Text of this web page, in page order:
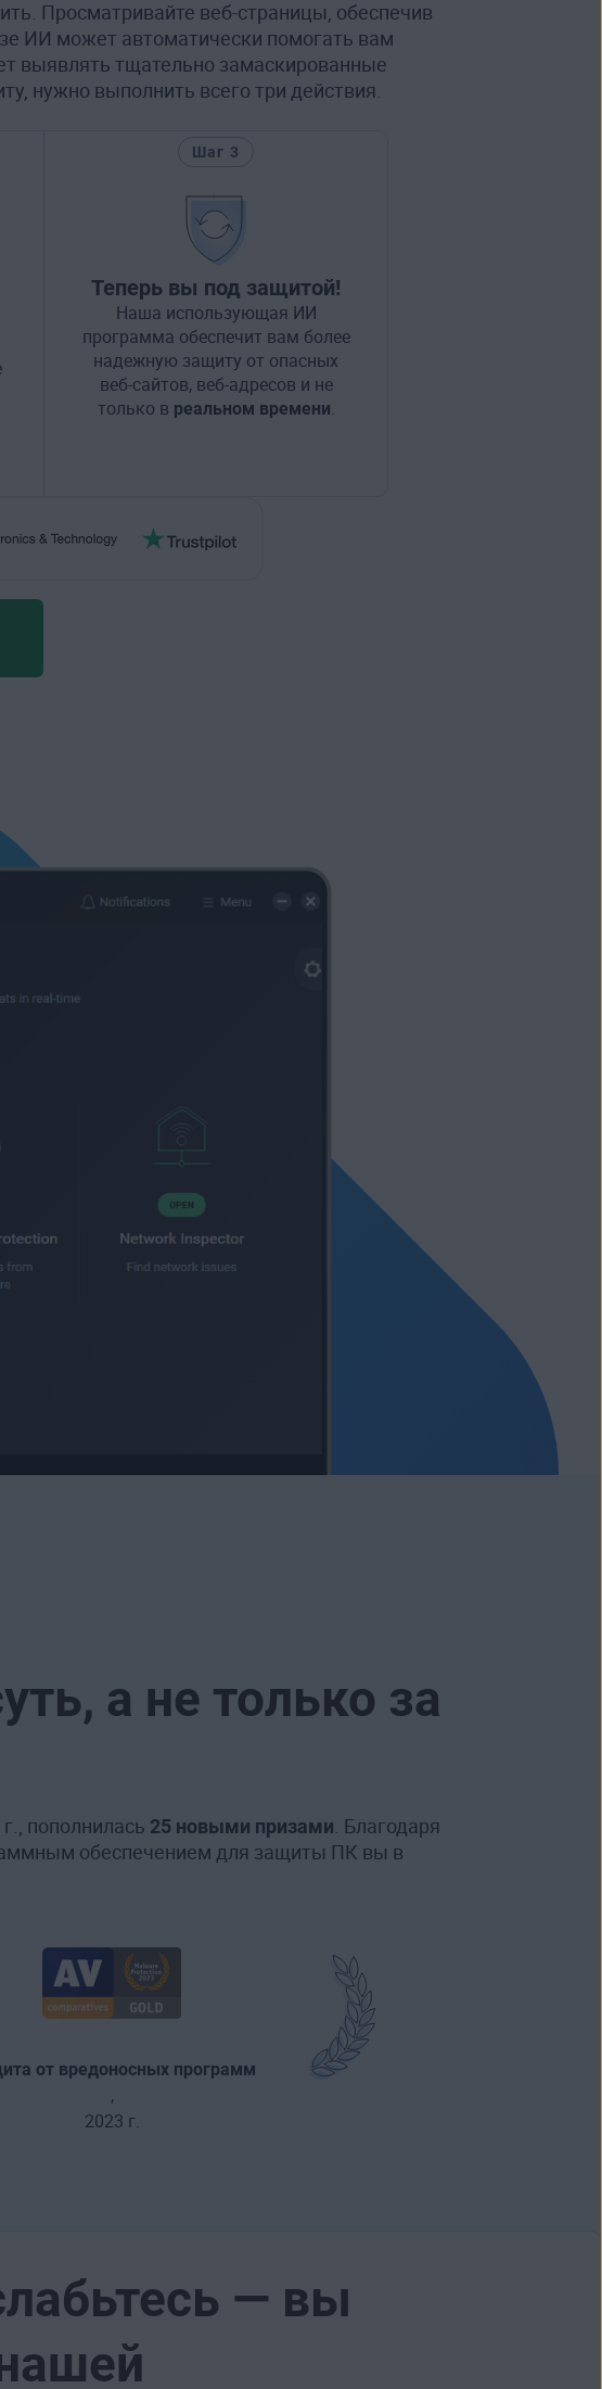
Просматривайте веб-страницы, обеспечив
ИИ может автоматически помогать вам
выявлять тщательно замаскированные
нужно выполнить всего три действия.
Шаг 3
Теперь вы под защитой!
Наша использующая ИИ
программа обеспечит вам более
надежную защиту от опасных
веб-сайтов, веб-адресов и не
только в реальном времени.
а не только за
пополнилась 25 новыми призами. Благодаря
обеспечением для защиты ПК вы в
от вредоносных программ
,
2023 г.
— вы